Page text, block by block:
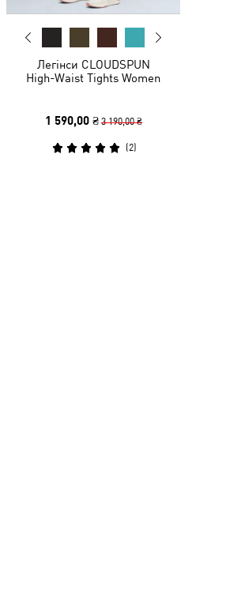
Легінси CLOUDSPUN
High-Waist Tights Women
1 590,00 ₴ 3 190,00 ₴
(2)